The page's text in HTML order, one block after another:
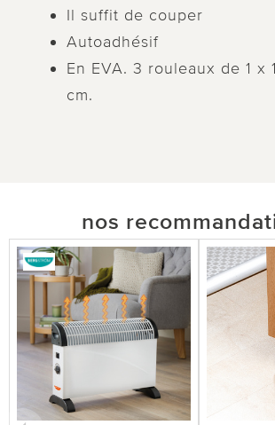
Il suffit de couper
Autoadhésif
En EVA. 3 rouleaux de 1 x
cm.
nos